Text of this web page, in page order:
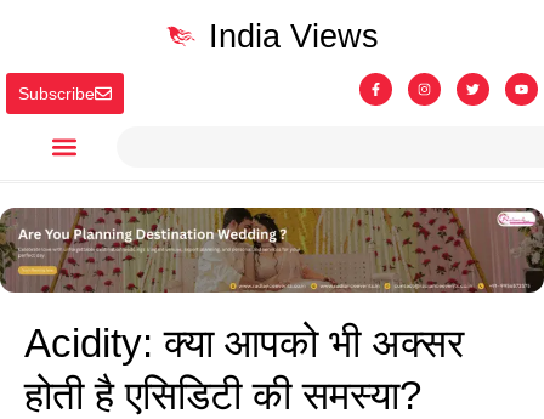
Subscribe
India Views
Acidity: क्या आपको भी अक्सर
होती है एसिडिटी की समस्या?